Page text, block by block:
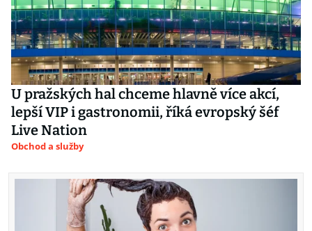
U pražských hal chceme hlavně více akcí,
lepší VIP i gastronomii, říká evropský šéf
Live Nation
Obchod a služby